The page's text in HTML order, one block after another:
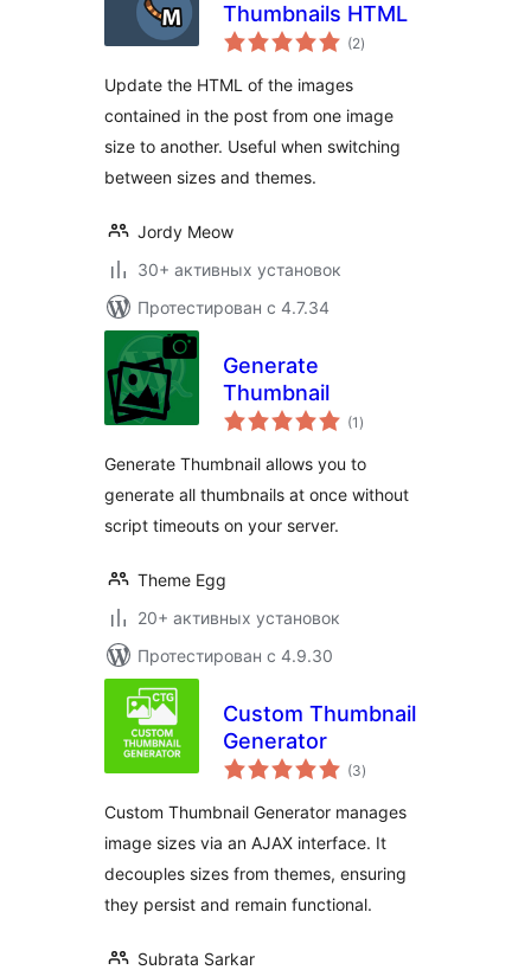
Thumbnails HTML
(2общий
рейтинг
)
Update the HTML of the images
contained in the post from one image
size to another. Useful when switching
between sizes and themes.
Jordy Meow
30+ активных установок
Протестирован с 4.7.34
Generate
Thumbnail
(1 общий
рейтинг
)
Generate Thumbnail allows you to
generate all thumbnails at once without
script timeouts on your server.
Theme Egg
20+ активных установок
Протестирован с 4.9.30
Custom Thumbnail
Generator
(3общий
рейтинг
)
Custom Thumbnail Generator manages
image sizes via an AJAX interface. It
decouples sizes from themes, ensuring
they persist and remain functional.
Subrata Sarkar